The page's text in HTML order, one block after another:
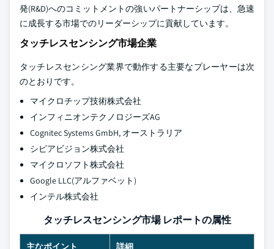
発(R&D)へのコミットメントの強いパートナーシップは、急速
に成長する市場でのリーダーシップに貢献しています。
タッチレスセンシング市場企業
タッチレスセンシング業界で動作する主要なプレーヤーは次
のとおりです。
マイクロチップ技術株式会社
インフィニオンテクノロジーズAG
Cognitec Systems GmbH, オーストラリア
シピアビジョン株式会社
マイクロソフト株式会社
Google LLC(アルファベット)
インテル株式会社
タッチレスセンシング市場 レポートの属性
主なポイント 詳細